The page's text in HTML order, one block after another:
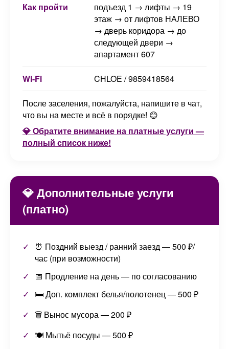
Как пройти
подъезд 1 → лифты → 19
этаж → от лифтов НАЛЕВО
→ дверь коридора → до
следующей двери →
апартамент 607
Wi-Fi CHLOE / 9859418564
После заселения, пожалуйста, напишите в чат,
что вы на месте и всё в порядке! 😊
💎 Обратите внимание на платные услуги —
полный список ниже!
💎 Дополнительные услуги
(платно)
⏰ Поздний выезд / ранний заезд — 500 ₽/
час (при возможности)
📅 Продление на день — по согласованию
🛏️ Доп. комплект белья/полотенец — 500 ₽
🗑️ Вынос мусора — 200 ₽
🍽️ Мытьё посуды — 500 ₽